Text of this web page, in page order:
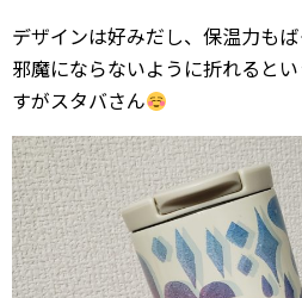
デザインは好みだし、保温力も
邪魔にならないように折れると
すがスタバさん